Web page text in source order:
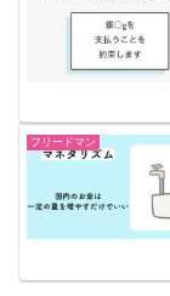
フリードマン